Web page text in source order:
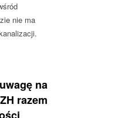
nie ma
na
razem